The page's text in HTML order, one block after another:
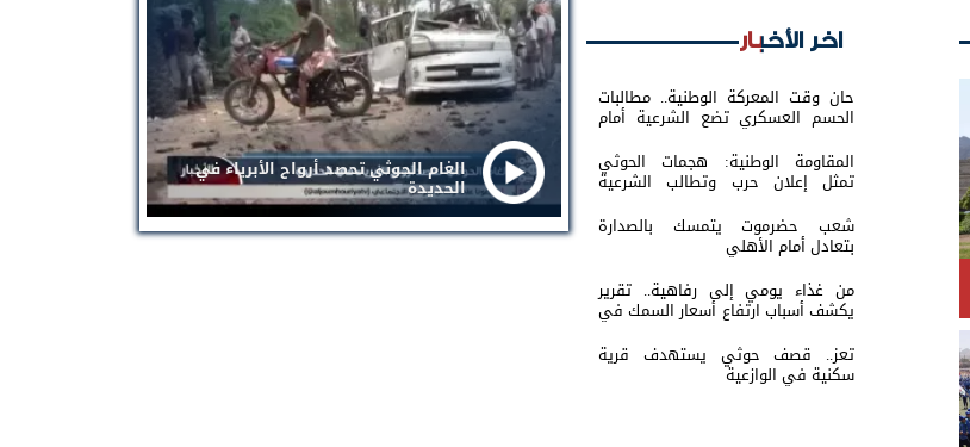
اخر الأخبار
حان وقت المعركة الوطنية.. مطالبات
الحسم العسكري تضع الشرعية أمام
اختبار القرار
المقاومة الوطنية: هجمات الحوثي
تمثل إعلان حرب وتطالب الشرعية
بتحريك الجبهات
شعب حضرموت يتمسك بالصدارة
بتعادل أمام الأهلي
من غذاء يومي إلى رفاهية.. تقرير
يكشف أسباب ارتفاع أسعار السمك في
تعز.. قصف حوثي يستهدف قرية
سكنية في الوازعية
الغام الحوثي تحصد أرواح الأبرياء في
الحديدة